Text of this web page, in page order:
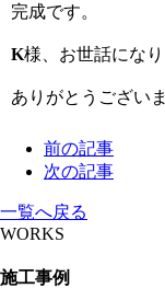
完成です。
K様、お世話になり
ありがとうござい
前の記事
次の記事
一覧へ戻る
WORKS
施工事例